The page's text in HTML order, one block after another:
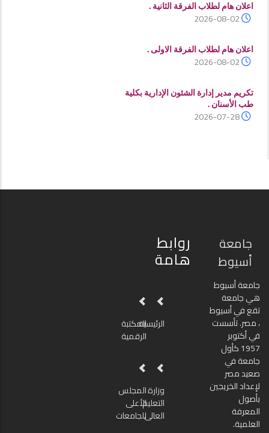
اعلان هام لطلاب الفرقة الثانية .
2026-08-02
اعلان هام لطلاب الفرقة الاولى .
2026-08-02
تكريم مدير إدارة الشئون الإدارية بكلية
طب الأسنان .
2026-07-28
جامعة
أسيوط
جامعة أسيوط
هي جامعة
تقع في أسيوط
، مصر. تأسست
في أكتوبر
1957 كأول
جامعة في
صعيد مصر
لإعداد الخريجين
بأصول
المعرفة
العلمية.
روابط
هامة
الرئيسيةالمكتبة
الرقمية
وزارة
التعليم
العالى
المجلس
الأعلى
للجامعات